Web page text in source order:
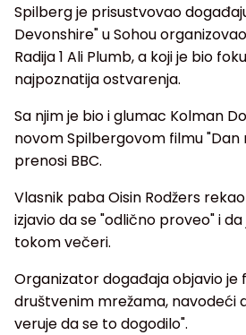
Spilberg je prisustvovao
Devonshire" u Sohou
Radija 1 Ali Plumb, a koji je bio
najpoznatija ostvarenja.
Sa njim je bio i glumac Kolman
novom Spilbergovom filmu "Dan
prenosi BBC.
Vlasnik paba Oisin Rodžers
izjavio da se "odlično proveo" i da
tokom večeri.
Organizator događaja objavio je
društvenim mrežama, navodeći
veruje da se to dogodilo".